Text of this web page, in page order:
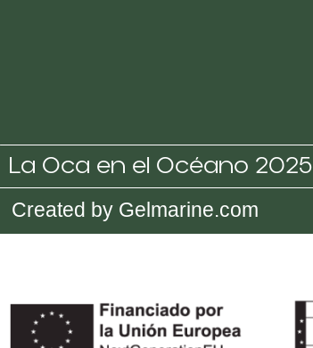
La Oca en el Océano 2025
Created by Gelmarine.com